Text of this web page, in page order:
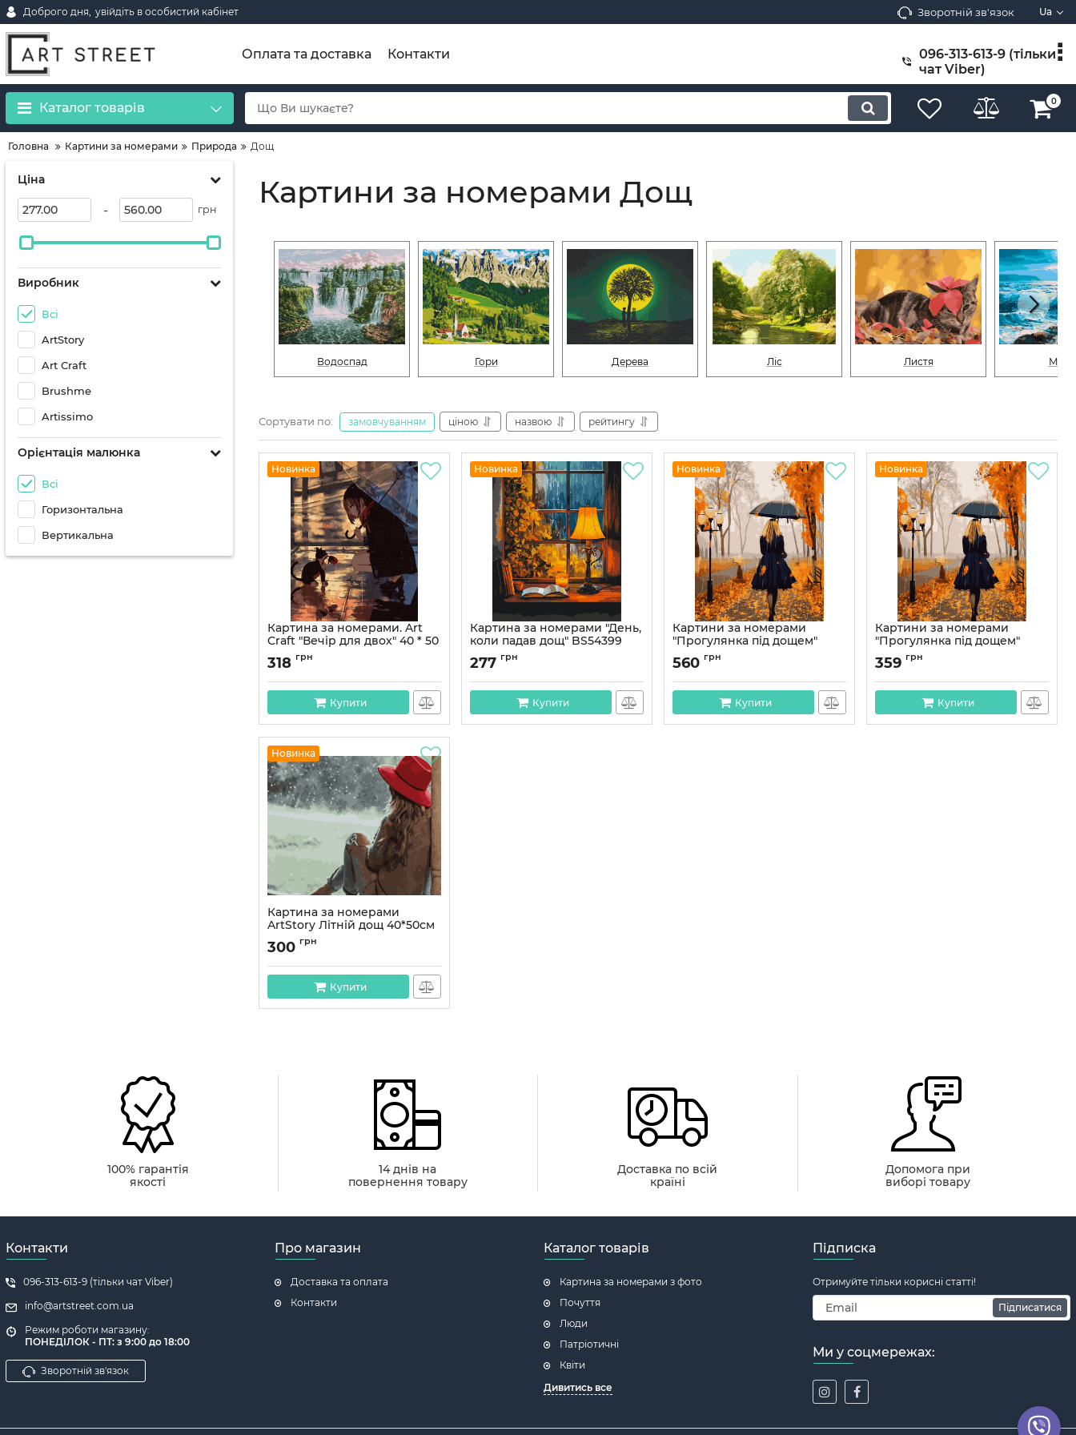
Доброго дня, увійдіть в особистий кабінет Зворотній зв'язок Ua
Оплата та доставка Контакти
096-313-613-9 (тільки
чат Viber)
Каталог товарів 0
Головна Картини за номерами Природа Дощ
Ціна
- грн
Виробник
Всі
ArtStory
Art Craft
Brushme
Artissimo
Орієнтація малюнка
Всі
Горизонтальна
Вертикальна
Картини за номерами Дощ
Водоспад Гори Дерева Ліс Листя Море
Сортувати по: замовчуванням ціною назвою рейтингу
Новинка
Картина за номерами. Art
Craft "Вечір для двох" 40 * 50
см 10215-AC
Артикул:
318 грн
Купити
Новинка
Картина за номерами "День,
коли падав дощ" BS54399
40×50 см
Артикул:
277 грн
Купити
Новинка
Картини за номерами
"Прогулянка під дощем"
50*60 см
Артикул:
560 грн
Купити
Новинка
Картини за номерами
"Прогулянка під дощем"
40*50 см
Артикул:
359 грн
Купити
Новинка
Картина за номерами
ArtStory Літній дощ 40*50см
Артикул:AS1007
300 грн
Купити
100% гарантія
якості
14 днів на
повернення товару
Доставка по всій
країні
Допомога при
виборі товару
Контакти
096-313-613-9 (тільки чат Viber)
info@artstreet.com.ua
Режим роботи магазину:
ПОНЕДІЛОК - ПТ: з 9:00 до 18:00
Зворотній зв'язок
Про магазин
Доставка та оплата
Контакти
Каталог товарів
Картина за номерами з фото
Почуття
Люди
Патріотичні
Квіти
Дивитись все
Підписка
Отримуйте тільки корисні статті!
Підписатися
Ми у соцмережах: